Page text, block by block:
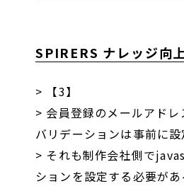
SPIRERS ナレッジ向
> 【3】
> 会員登録のメールアド
バリデーションは事前に設
> それも制作会社側で
ションを設定する必要があ